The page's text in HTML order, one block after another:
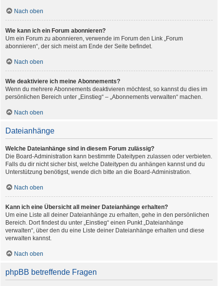
Nach oben
Wie kann ich ein Forum abonnieren?
Um ein Forum zu abonnieren, verwende im Forum den Link „Forum
abonnieren“, der sich meist am Ende der Seite befindet.
Nach oben
Wie deaktiviere ich meine Abonnements?
Wenn du mehrere Abonnements deaktivieren möchtest, so kannst du dies im
persönlichen Bereich unter „Einstieg“ – „Abonnements verwalten“ machen.
Nach oben
Dateianhänge
Welche Dateianhänge sind in diesem Forum zulässig?
Die Board-Administration kann bestimmte Dateitypen zulassen oder verbieten.
Falls du dir nicht sicher bist, welche Dateitypen du anhängen kannst und du
Unterstützung benötigst, wende dich bitte an die Board-Administration.
Nach oben
Kann ich eine Übersicht all meiner Dateianhänge erhalten?
Um eine Liste all deiner Dateianhänge zu erhalten, gehe in den persönlichen
Bereich. Dort findest du unter „Einstieg“ einen Punkt „Dateianhänge
verwalten“, über den du eine Liste deiner Dateianhänge erhalten und diese
verwalten kannst.
Nach oben
phpBB betreffende Fragen